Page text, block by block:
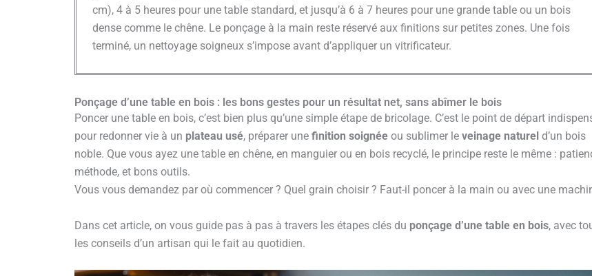
cm), 4 à 5 heures pour une table standard, et jusqu’à 6 à 7 heures pour une grande table ou un bois
dense comme le chêne. Le ponçage à la main reste réservé aux finitions sur petites zones. Une fois
terminé, un nettoyage soigneux s’impose avant d’appliquer un vitrificateur.
Ponçage d’une table en bois : les bons gestes pour un résultat net, sans abîmer le bois
Poncer une table en bois, c’est bien plus qu’une simple étape de bricolage. C’est le point de départ
pour redonner vie à un plateau usé, préparer une finition soignéeou sublimer le veinage natureld’un bois
noble. Que vous ayez une table en chêne, en manguier ou en bois recyclé, le principe reste le même :
méthode, et bons outils.
Vous vous demandez par où commencer ? Quel grain choisir ? Faut-il poncer à la main ou avec une
Dans cet article, on vous guide pas à pas à travers les étapes clés du ponçage d’une table en bois, avec
les conseils d’un artisan qui le fait au quotidien.